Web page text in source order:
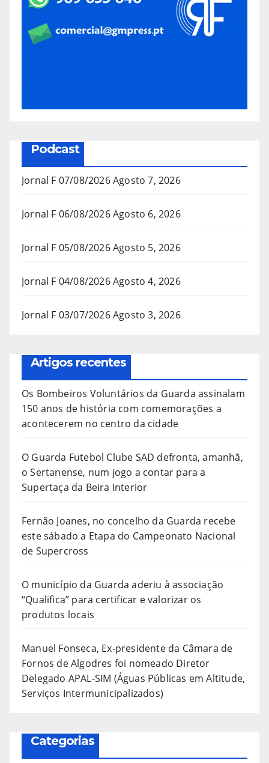
Podcast
Jornal F 07/08/2026Agosto 7, 2026
Jornal F 06/08/2026Agosto 6, 2026
Jornal F 05/08/2026Agosto 5, 2026
Jornal F 04/08/2026Agosto 4, 2026
Jornal F 03/07/2026Agosto 3, 2026
Artigos recentes
Os Bombeiros Voluntários da Guarda assinalam
150 anos de história com comemorações a
acontecerem no centro da cidade
O Guarda Futebol Clube SAD defronta, amanhã,
o Sertanense, num jogo a contar para a
Supertaça da Beira Interior
Fernão Joanes, no concelho da Guarda recebe
este sábado a Etapa do Campeonato Nacional
de Supercross
O município da Guarda aderiu à associação
“Qualifica” para certificar e valorizar os
produtos locais
Manuel Fonseca, Ex-presidente da Câmara de
Fornos de Algodres foi nomeado Diretor
Delegado APAL-SIM (Águas Públicas em Altitude,
Serviços Intermunicipalizados)
Categorias